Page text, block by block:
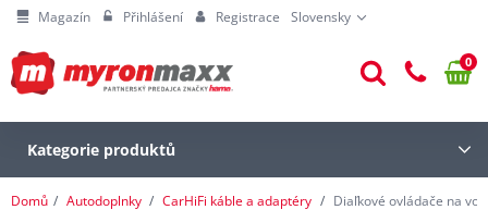
Magazín Přihlášení Registrace Slovensky
0
Kategorie produktů
Domů Autodoplnky CarHiFi káble a adaptéry Diaľkové ovládače na